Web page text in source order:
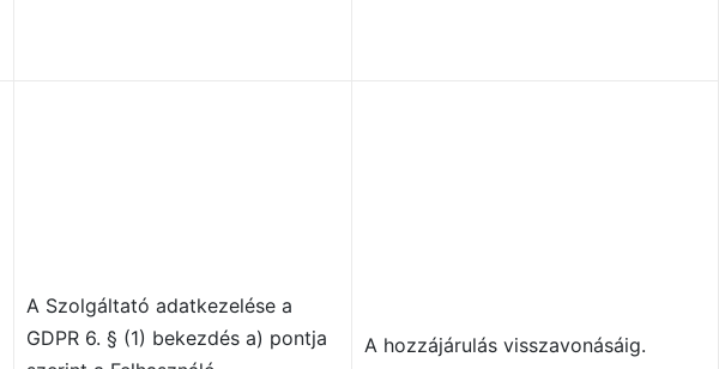
A Szolgáltató adatkezelése a
GDPR 6. § (1) bekezdés a) pontja
A hozzájárulás visszavonásáig.